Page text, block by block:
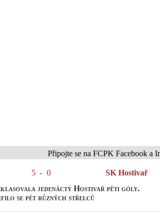
Připojte se na FCPK Facebook a
5 - 0
SK Hostivař
jedenáctý Hostivař pěti góly.
se pět různých střelců